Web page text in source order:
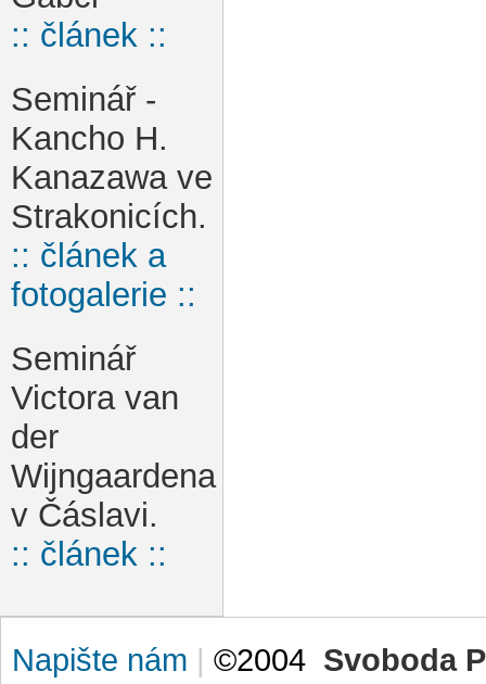
:: článek ::
Seminář -
Kancho H.
Kanazawa ve
Strakonicích.
:: článek a
fotogalerie ::
Seminář
Victora van
der
Wijngaardena
v Čáslavi.
:: článek ::
Napište nám | ©2004 Svoboda